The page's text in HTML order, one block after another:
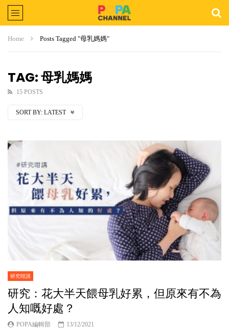
Home Posts Tagged "母乳媽媽"
TAG: 母乳媽媽
15 POSTS
SORT BY: LATEST
研究咁講
研究：花大半天餵母乳好累，但原來有不為
人知嘅好處？
POPA編輯部 13/12/2021